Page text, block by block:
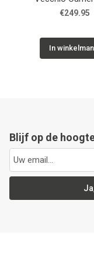
€249.95
In
Blijf op de